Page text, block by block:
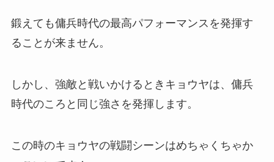
鍛えても傭兵時代の最高パフォーマンスを発揮す
ることが来ません。
しかし、強敵と戦いかけるときキョウヤは、傭兵
時代のころと同じ強さを発揮します。
この時のキョウヤの戦闘シーンはめちゃくちゃか